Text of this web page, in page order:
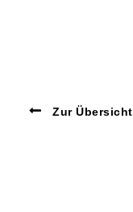
Zur Übersicht